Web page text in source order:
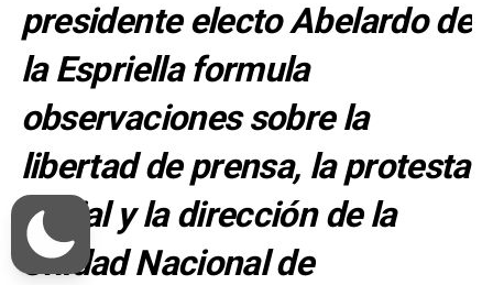
presidente electo Abelardo de
la Espriella formula
observaciones sobre la
libertad de prensa, la protesta
social y la dirección de la
Unidad Nacional de